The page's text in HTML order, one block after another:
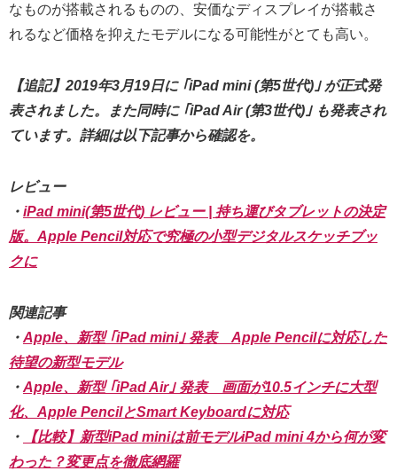
なものが搭載されるものの、安価なディスプレイが搭載さ
れるなど価格を抑えたモデルになる可能性がとても高い。
【追記】2019年3月19日に ｢iPad mini (第5世代)｣ が正式発
表されました。また同時に ｢iPad Air (第3世代)｣ も発表され
ています。詳細は以下記事から確認を。
レビュー
・ iPad mini(第5世代) レビュー | 持ち運びタブレットの決定
版。Apple Pencil対応で究極の小型デジタルスケッチブッ
クに
関連記事
・ Apple、新型 ｢iPad mini｣ 発表 Apple Pencilに対応した
待望の新型モデル
・ Apple、新型 ｢iPad Air｣ 発表 画面が10.5インチに大型
化、Apple PencilとSmart Keyboardに対応
・
【比較】新型iPad miniは前モデルiPad mini 4から何が変
わった？変更点を徹底網羅